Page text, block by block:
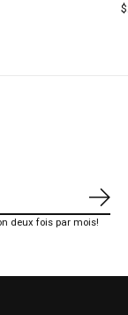
deux fois par mois!